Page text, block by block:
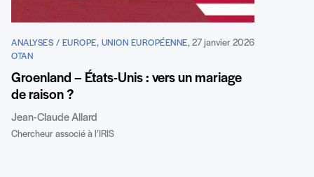
ANALYSES / EUROPE, UNION EUROPÉENNE,
OTAN
27 janvier 2026
Groenland – États-Unis : vers un mariage
de raison ?
Jean-Claude Allard
Chercheur associé à l’IRIS